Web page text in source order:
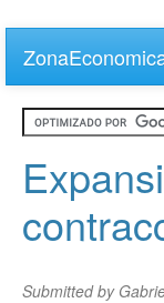
main
content
Submitted by